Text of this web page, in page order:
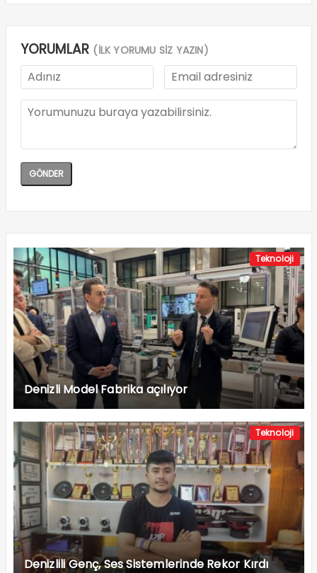
YORUMLAR (İLK YORUMU SİZ YAZIN)
Teknoloji
Denizli Model Fabrika açılıyor
Teknoloji
Denizlili Genç, Ses Sistemlerinde Rekor Kırdı